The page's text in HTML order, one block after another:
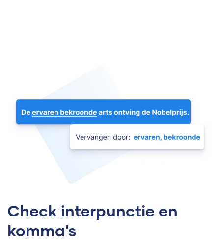
Check interpunctie en
komma's